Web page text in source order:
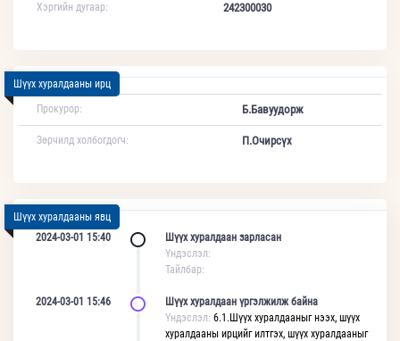
Хэргийн дугаар: 242300030
Шүүх хуралдааны ирц
Прокурор:
Б.Бавуудорж
Зөрчилд холбогдогч: П.Очирсүх
Шүүх хуралдааны явц
2024-03-01 15:40
Шүүх хуралдаан зарласан
Үндэслэл:
Тайлбар:
2024-03-01 15:46
Шүүх хуралдаан үргэлжилж байна
Үндэслэл: 6.1.Шүүх хуралдааныг нээх, шүүх
хуралдааны ирцийг илтгэх, шүүх хуралдааныг